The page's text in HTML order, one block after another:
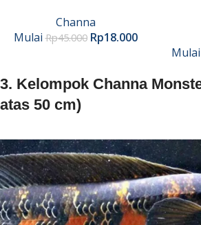
Channa
MulaiRp45.000 Rp18.000
3. Kelompok Channa
atas 50 cm)